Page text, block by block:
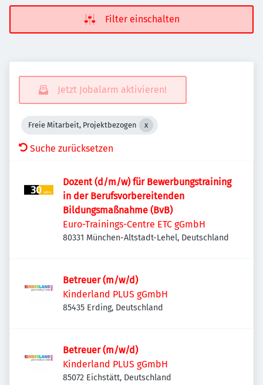
Filter einschalten
Jetzt Jobalarm aktivieren!
Freie Mitarbeit, Projektbezogen
Suche zurücksetzen
Dozent (d/m/w) für Bewerbungstraining
in der Berufsvorbereitenden
Bildungsmaßnahme (BvB)
Euro-Trainings-Centre ETC gGmbH
80331 München-Altstadt-Lehel, Deutschland
Betreuer (m/w/d)
Kinderland PLUS gGmbH
85435 Erding, Deutschland
Betreuer (m/w/d)
Kinderland PLUS gGmbH
85072 Eichstätt, Deutschland